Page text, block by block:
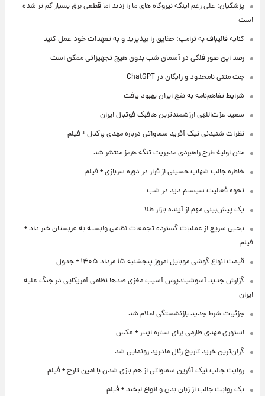
پزشکیان: علی رغم اینکه نیروگاه های ما را زدند اما قطعی برق بسیار کم تر شده
است
کنایه قالیباف به ترامپ: حقایق را بپذیرید و به تعهدات خود عمل کنید
رصد این صور فلکی در آسمان شب بدون هیچ تجهیزاتی ممکن است
چت متنی نامحدود و رایگان در ChatGPT
شرایط تفاهم‌نامه به نفع ایران بهبود یافت
سعید عزت‌اللهی ارزشمندترین هافبک فوتبال ایران
نظرات شنیدنی نیک آفرید سماواتی درباره مهدی پاکدل + فیلم
متن اولیۀ طرح راهبردی مدیریت تنگه هرمز منتشر شد
خاطره جالب شهاب حسینی از فرار در دوره سربازی + فیلم
نحوه فعالیت سیستم دید در شب
یک پیش‌بینی مهم از آینده بازار طلا
یحیی سریع از عملیات گسترده تجمعات نظامی وابسته به عربستان خبر داد +
فیلم
قیمت انواع گوشی موبایل امروز پنجشنبه ۱۵ مرداد ۱۴۰۵ + جدول
گزارش جدید آسوشیتدپرس آسیب مغزی صدها نظامی آمریکایی در جنگ علیه
ایران
جزئیات شرط جدید بازنشستگی اعلام شد
استوری مهدی طارمی برای ستاره اینتر + عکس
گران‌ترین خرید تاریخ رئال مادرید رونمایی شد
روایت جالب نیک آفرین سماواتی از هم بازی شدن با امین تارخ + فیلم
یک روایت جالب از زبان بدن و انواع لبخند + فیلم